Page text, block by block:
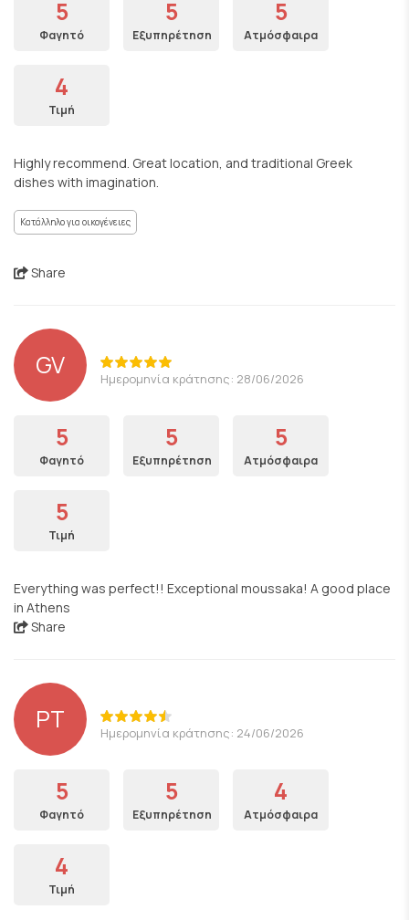
5
Φαγητό
5
Εξυπηρέτηση
5
Ατμόσφαιρα
4
Τιμή
Highly recommend. Great location, and traditional Greek
dishes with imagination.
Κατάλληλο για οικογένειες
Share
GV Ημερομηνία κράτησης: 28/06/2026
5
Φαγητό
5
Εξυπηρέτηση
5
Ατμόσφαιρα
5
Τιμή
Everything was perfect!! Exceptional moussaka! A good place
in Athens
Share
PT Ημερομηνία κράτησης: 24/06/2026
5
Φαγητό
5
Εξυπηρέτηση
4
Ατμόσφαιρα
4
Τιμή